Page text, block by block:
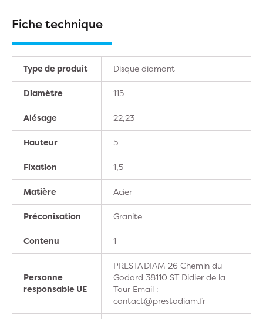
Fiche technique
Type de produit Disque diamant
Diamètre 115
Alésage 22,23
Hauteur 5
Fixation 1,5
Matière Acier
Préconisation Granite
Contenu 1
Personne
responsable UE
PRESTA'DIAM 26 Chemin du
Godard 38110 ST Didier de la
Tour Email :
contact@prestadiam.fr